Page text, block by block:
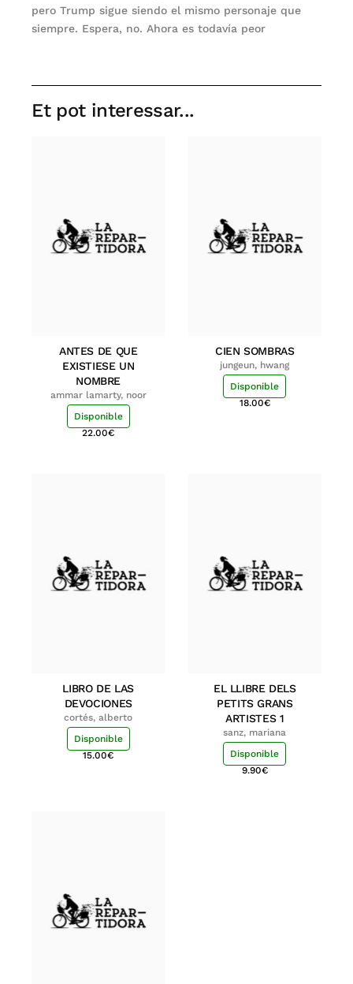
pero Trump sigue siendo el mismo personaje que
siempre. Espera, no. Ahora es todavía peor
Et pot interessar...
ANTES DE QUE
EXISTIESE UN
NOMBRE
ammar lamarty, noor
Disponible
22.00€
CIEN SOMBRAS
jungeun, hwang
Disponible
18.00€
LIBRO DE LAS
DEVOCIONES
cortés, alberto
Disponible
15.00€
EL LLIBRE DELS
PETITS GRANS
ARTISTES 1
sanz, mariana
Disponible
9.90€